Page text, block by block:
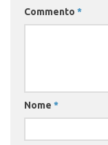
Commento *
Nome *